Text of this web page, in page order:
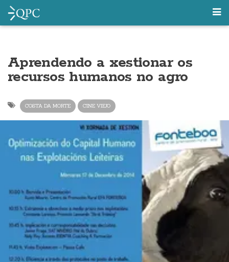
Aprendendo a xestionar os
recursos humanos no agro
COSTA DA MORTE CINE VIEJO